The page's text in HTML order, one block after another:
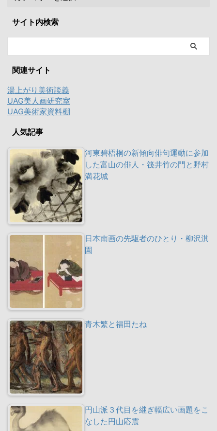
サイト内検索
関連サイト
湯上がり美術談義
UAG美人画研究室
UAG美術家資料棚
人気記事
河東碧梧桐の新傾向俳句運動に参加
した富山の俳人・筏井竹の門と野村
満花城
日本南画の先駆者のひとり・柳沢淇
園
青木繁と福田たね
円山派３代目を継ぎ幅広い画題をこ
なした円山応震